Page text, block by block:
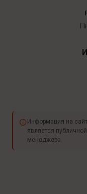
Информация на
является
менеджера.